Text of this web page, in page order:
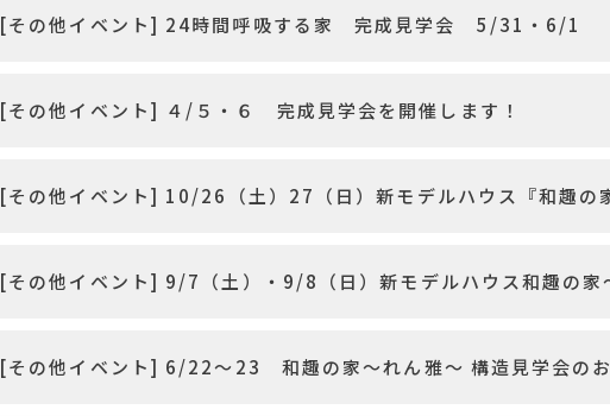
[その他イベント] 24時間呼吸する家 完成見学会 5/31・6/1
[その他イベント] ４/５・６ 完成見学会を開催します！
[その他イベント] 10/26（土）27（日）新モデルハウス『和趣の
[その他イベント] 9/7（土）・9/8（日）新モデルハウス和趣の
[その他イベント] 6/22～23 和趣の家～れん雅～ 構造見学会の